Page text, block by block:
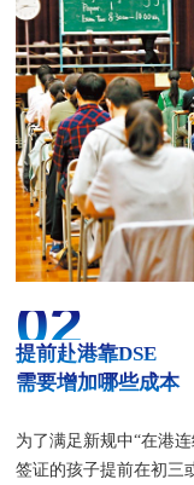
02
提前赴港靠DSE
需要增加哪些成本
为了满足新规中“在港
签证的孩子提前在初三